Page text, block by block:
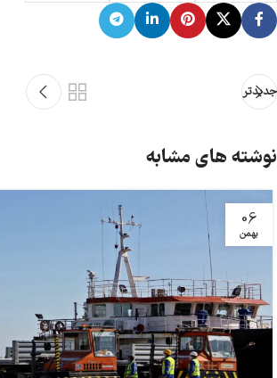
جدیدتر
نوشته های مشابه
06
بهمن